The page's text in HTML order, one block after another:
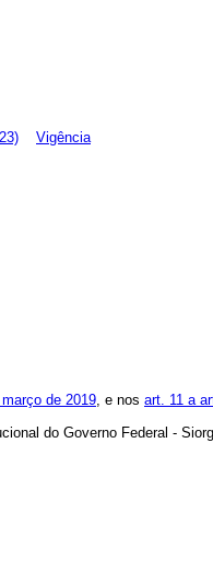
Vigência
de 2019, e nos art. 11 a
do Governo Federal -